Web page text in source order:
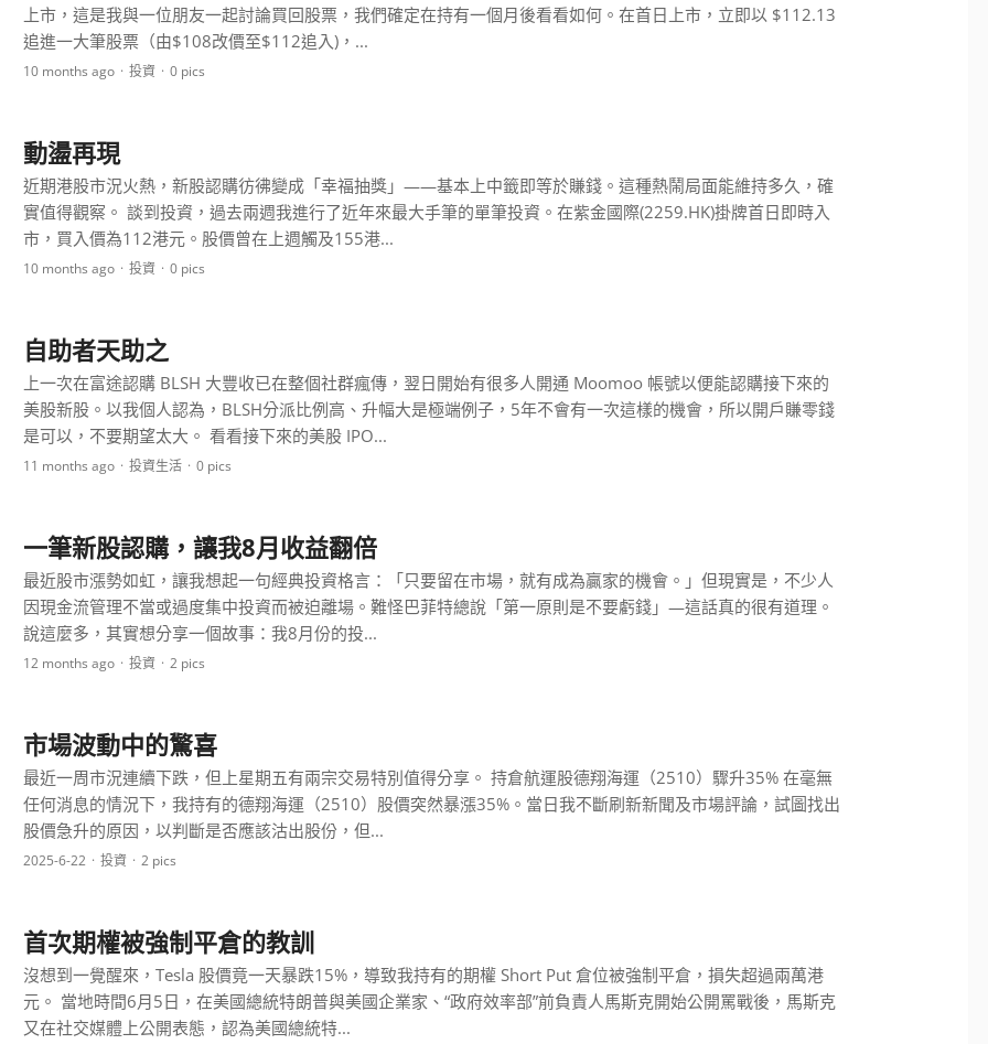
上市，這是我與一位朋友一起討論買回股票，我們確定在持有一個月後看看如何。在首日上市，立即以 $112.13
追進一大筆股票（由$108改價至$112追入)，...
10 months ago 投資 0 pics
動盪再現
近期港股市況火熱，新股認購彷彿變成「幸福抽獎」——基本上中籤即等於賺錢。這種熱鬧局面能維持多久，確
實值得觀察。 談到投資，過去兩週我進行了近年來最大手筆的單筆投資。在紫金國際(2259.HK)掛牌首日即時入
市，買入價為112港元。股價曾在上週觸及155港...
10 months ago 投資 0 pics
自助者天助之
上一次在富途認購 BLSH 大豐收已在整個社群瘋傳，翌日開始有很多人開通 Moomoo 帳號以便能認購接下來的
美股新股。以我個人認為，BLSH分派比例高、升幅大是極端例子，5年不會有一次這樣的機會，所以開戶賺零錢
是可以，不要期望太大。 看看接下來的美股 IPO...
11 months ago 投資生活 0 pics
一筆新股認購，讓我8月收益翻倍
最近股市漲勢如虹，讓我想起一句經典投資格言：「只要留在市場，就有成為贏家的機會。」但現實是，不少人
因現金流管理不當或過度集中投資而被迫離場。難怪巴菲特總說「第一原則是不要虧錢」—這話真的很有道理。
說這麼多，其實想分享一個故事：我8月份的投...
12 months ago 投資 2 pics
市場波動中的驚喜
最近一周市況連續下跌，但上星期五有兩宗交易特別值得分享。 持倉航運股德翔海運（2510）驟升35% 在毫無
任何消息的情況下，我持有的德翔海運（2510）股價突然暴漲35%。當日我不斷刷新新聞及市場評論，試圖找出
股價急升的原因，以判斷是否應該沽出股份，但...
2025-6-22 投資 2 pics
首次期權被強制平倉的教訓
沒想到一覺醒來，Tesla 股價竟一天暴跌15%，導致我持有的期權 Short Put 倉位被強制平倉，損失超過兩萬港
元。 當地時間6月5日，在美國總統特朗普與美國企業家、“政府效率部”前負責人馬斯克開始公開罵戰後，馬斯克
又在社交媒體上公開表態，認為美國總統特...